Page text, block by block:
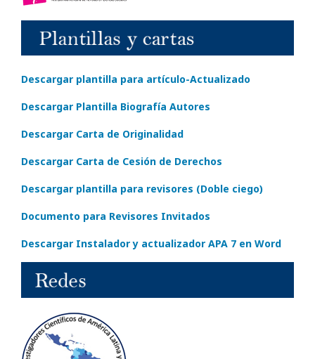
Descargar plantilla para artículo-Actualizado
Descargar Plantilla Biografía Autores
Descargar Carta de Originalidad
Descargar Carta de Cesión de Derechos
Descargar plantilla para revisores (Doble ciego)
Documento para Revisores Invitados
Descargar Instalador y actualizador APA 7 en Word